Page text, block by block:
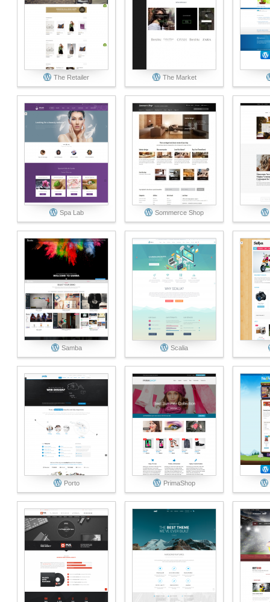
The Retailer The Market
Spa Lab Sommerce Shop
Samba Scalia
Porto PrimaShop